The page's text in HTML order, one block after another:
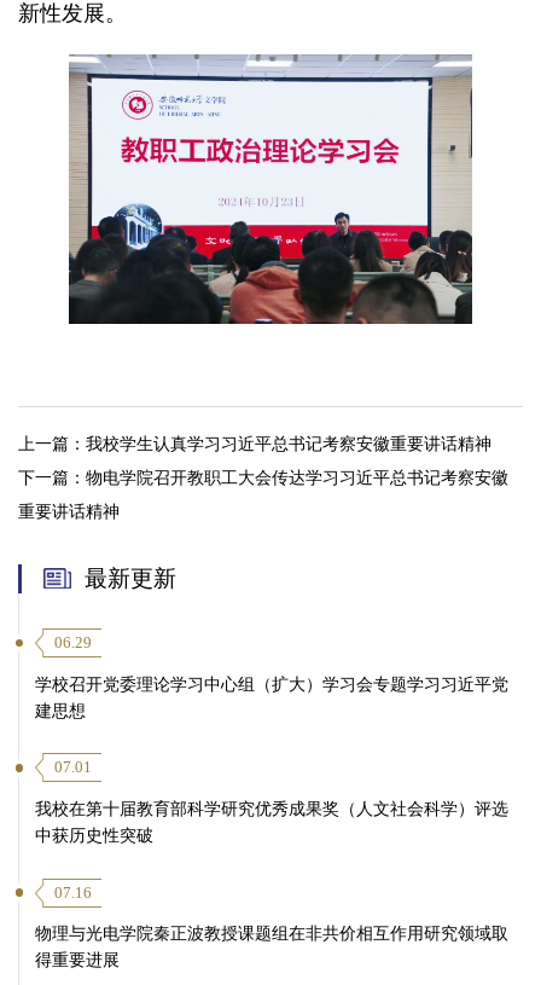
新性发展。
上一篇： 我校学生认真学习习近平总书记考察安徽重要讲话精神
下一篇： 物电学院召开教职工大会传达学习习近平总书记考察安徽
重要讲话精神
最新更新
06.29
学校召开党委理论学习中心组（扩大）学习会专题学习习近平党
建思想
07.01
我校在第十届教育部科学研究优秀成果奖（人文社会科学）评选
中获历史性突破
07.16
物理与光电学院秦正波教授课题组在非共价相互作用研究领域取
得重要进展